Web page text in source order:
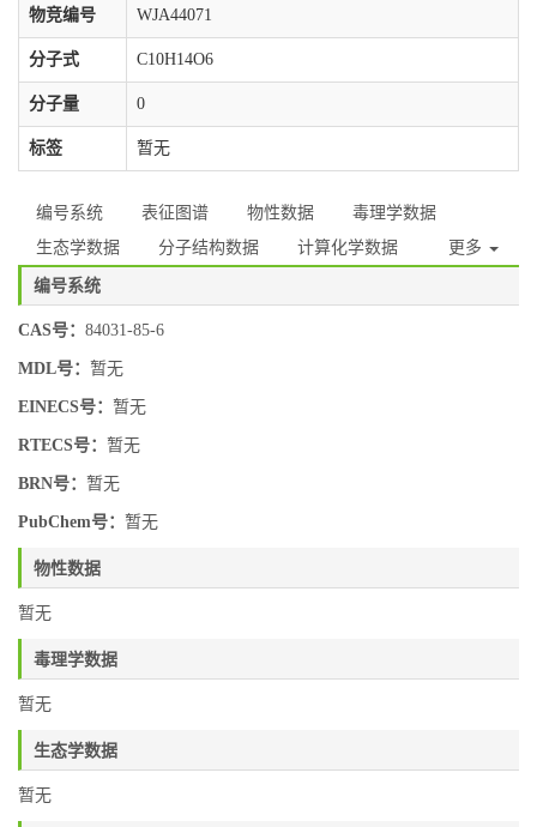
物竞编号 WJA44071
分子式 C10H14O6
分子量 0
标签 暂无
编号系统 表征图谱 物性数据
毒理学数据
生态学数据
分子结构数据 计算化学数据 更多
编号系统
CAS号： 84031-85-6
MDL号： 暂无
EINECS号： 暂无
RTECS号： 暂无
BRN号： 暂无
PubChem号： 暂无
物性数据
暂无
毒理学数据
暂无
生态学数据
暂无